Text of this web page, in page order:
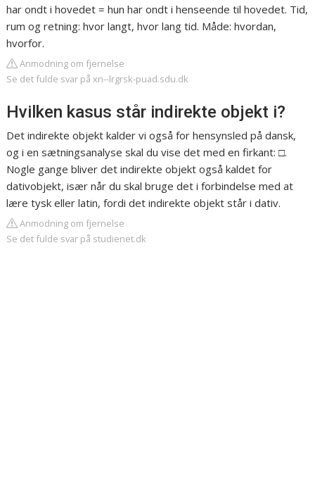
har ondt i hovedet = hun har ondt i henseende til hovedet. Tid,
rum og retning: hvor langt, hvor lang tid. Måde: hvordan,
hvorfor.
Anmodning om fjernelse
Se det fulde svar på xn--lrgrsk-puad.sdu.dk
Hvilken kasus står indirekte objekt i?
Det indirekte objekt kalder vi også for hensynsled på dansk,
og i en sætningsanalyse skal du vise det med en firkant: □.
Nogle gange bliver det indirekte objekt også kaldet for
dativobjekt, især når du skal bruge det i forbindelse med at
lære tysk eller latin, fordi det indirekte objekt står i dativ.
Anmodning om fjernelse
Se det fulde svar på studienet.dk